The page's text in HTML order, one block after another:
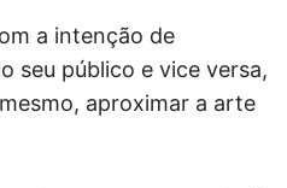
a intenção de
seu público e vice versa,
aproximar a arte